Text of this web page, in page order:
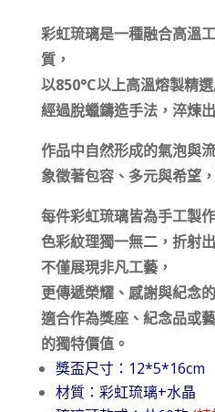
彩虹琉璃是一種融合高溫
質，
以850°C以上高溫熔製精選
經過脫蠟鑄造手法，淬煉
作品中自然形成的氣泡與
象徵著包容、多元與希望
每件彩虹琉璃皆為手工製作
色彩紋理獨一無二，折射
不僅展現非凡工藝，
更傳遞榮耀、感謝與紀念
適合作為獎座、紀念品或
的獨特價值。
獎盃尺寸：12*5*16cm
材質：彩虹琉璃+水晶